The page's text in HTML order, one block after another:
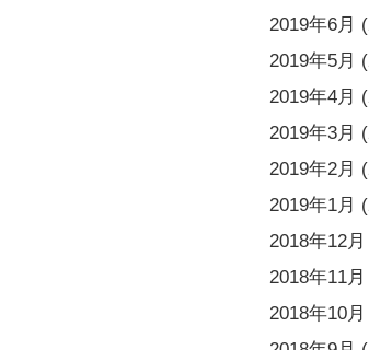
2019年6月
2019年5月
2019年4月
2019年3月
2019年2月
2019年1月
2018年12月
2018年11月
2018年10月